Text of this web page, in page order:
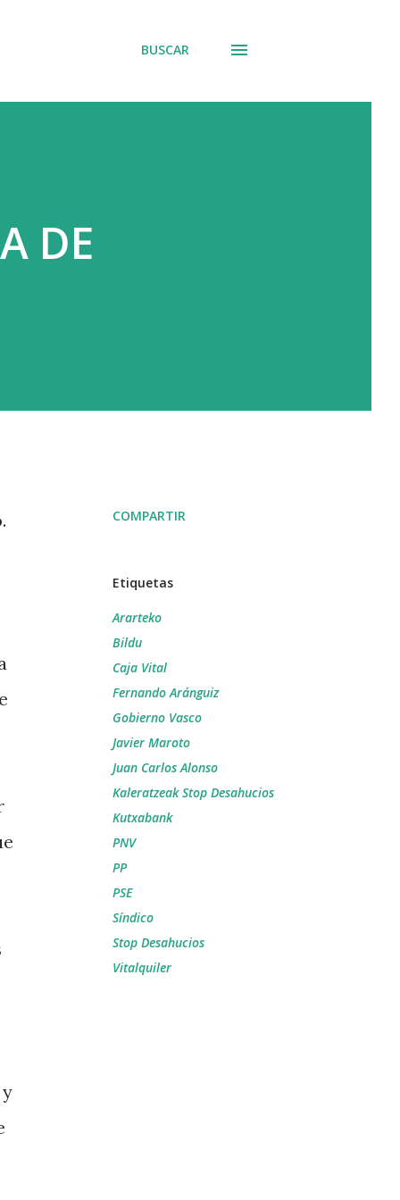
BUSCAR
DE
COMPARTIR
Etiquetas
Ararteko
Bildu
Caja Vital
Fernando Aránguiz
Gobierno Vasco
Javier Maroto
Juan Carlos Alonso
Kaleratzeak Stop Desahucios
Kutxabank
PNV
PP
PSE
Síndico
Stop Desahucios
Vitalquiler